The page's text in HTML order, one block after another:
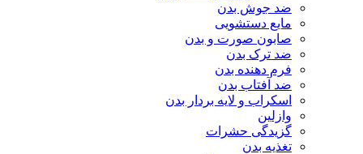
ضد جوش بدن
مایع دستشویی
صابون صورت و بدن
ضد ترک بدن
فرم دهنده بدن
ضد آفتاب بدن
اسکراب و لایه بردار بدن
وازلین
گزیدگی حشرات
تغذیه بدن